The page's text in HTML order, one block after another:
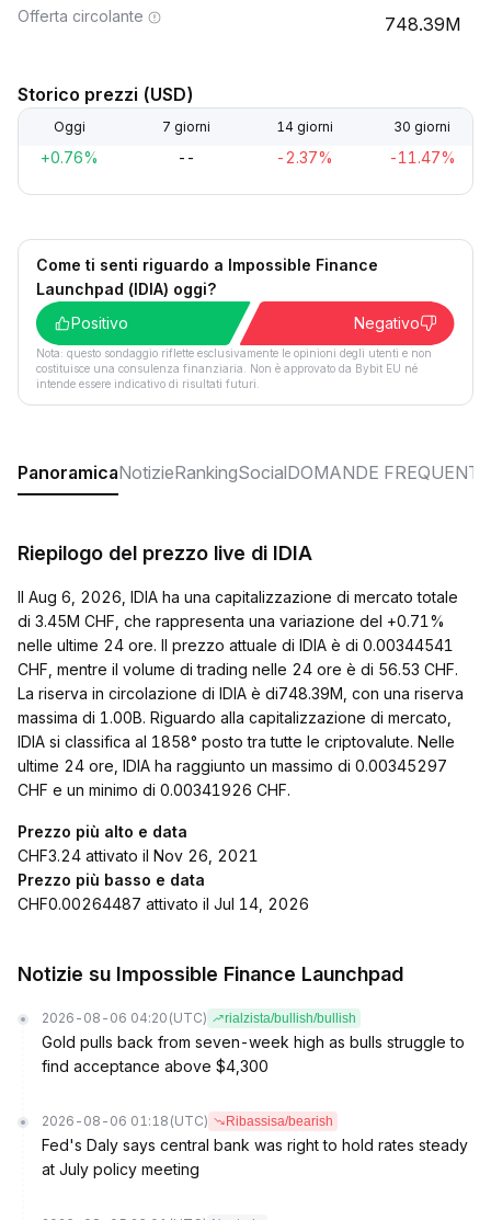
Offerta circolante 748.39M
Storico prezzi (USD)
Oggi 7 giorni 14 giorni 30 giorni
+0.76% -- -2.37% -11.47%
Come ti senti riguardo a Impossible Finance
Launchpad (IDIA) oggi?
Positivo
Negativo
Nota: questo sondaggio riflette esclusivamente le opinioni degli utenti e non
costituisce una consulenza finanziaria. Non è approvato da Bybit EU né
intende essere indicativo di risultati futuri.
PanoramicaNotizieRankingSocialDOMANDE FREQUENTI
Riepilogo del prezzo live di IDIA
Il Aug 6, 2026, IDIA ha una capitalizzazione di mercato totale
di 3.45M CHF, che rappresenta una variazione del +0.71%
nelle ultime 24 ore. Il prezzo attuale di IDIA è di 0.00344541
CHF, mentre il volume di trading nelle 24 ore è di 56.53 CHF.
La riserva in circolazione di IDIA è di748.39M, con una riserva
massima di 1.00B. Riguardo alla capitalizzazione di mercato,
IDIA si classifica al 1858° posto tra tutte le criptovalute. Nelle
ultime 24 ore, IDIA ha raggiunto un massimo di 0.00345297
CHF e un minimo di 0.00341926 CHF.
Prezzo più alto e data
CHF3.24 attivato il Nov 26, 2021
Prezzo più basso e data
CHF0.00264487 attivato il Jul 14, 2026
Notizie su Impossible Finance Launchpad
2026-08-06 04:20 (UTC) rialzista/bullish/bullish
Gold pulls back from seven-week high as bulls struggle to
find acceptance above $4,300
2026-08-06 01:18 (UTC) Ribassisa/bearish
Fed's Daly says central bank was right to hold rates steady
at July policy meeting